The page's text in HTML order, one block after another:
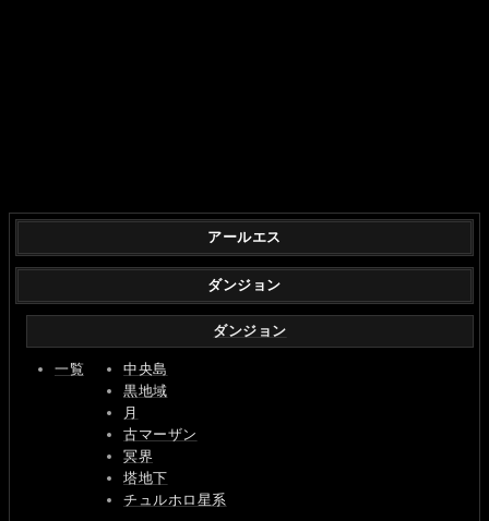
アールエス
ダンジョン
ダンジョン
一覧
中央島
黒地域
月
古マーザン
冥界
塔地下
チュルホロ星系